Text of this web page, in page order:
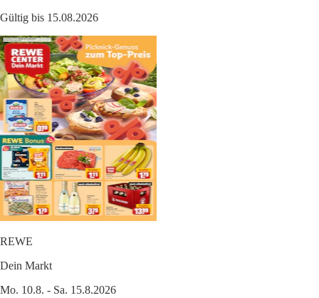
Gültig bis 15.08.2026
REWE
Dein Markt
Mo. 10.8. - Sa. 15.8.2026